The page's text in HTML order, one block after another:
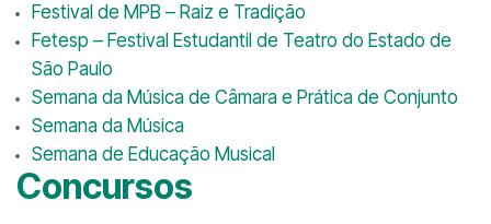
Festival de MPB – Raiz e Tradição
Fetesp – Festival Estudantil de Teatro do Estado de
São Paulo
Semana da Música de Câmara e Prática de Conjunto
Semana da Música
Semana de Educação Musical
Concursos